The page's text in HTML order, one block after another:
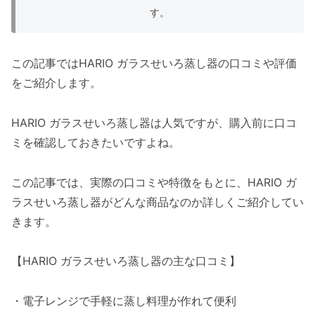
す。
この記事ではHARIO ガラスせいろ蒸し器の口コミや評価
をご紹介します。
HARIO ガラスせいろ蒸し器は人気ですが、購入前に口コ
ミを確認しておきたいですよね。
この記事では、実際の口コミや特徴をもとに、HARIO ガ
ラスせいろ蒸し器がどんな商品なのか詳しくご紹介してい
きます。
【HARIO ガラスせいろ蒸し器の主な口コミ】
・電子レンジで手軽に蒸し料理が作れて便利